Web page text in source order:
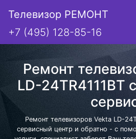
Телевизор РЕМОНТ
+7 (495) 128-85-16
Ремонт
LD-24TR4111BT
Ремонт телевизоров Vekta LD-
сервисный центр и обратно - с